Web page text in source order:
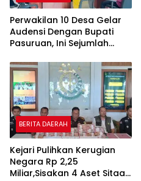
Perwakilan 10 Desa Gelar
Audensi Dengan Bupati
Pasuruan, Ini Sejumlah
BERITA DAERAH
Kejari Pulihkan Kerugian
Negara Rp 2,25
Miliar,Sisakan 4 Aset Sitaan